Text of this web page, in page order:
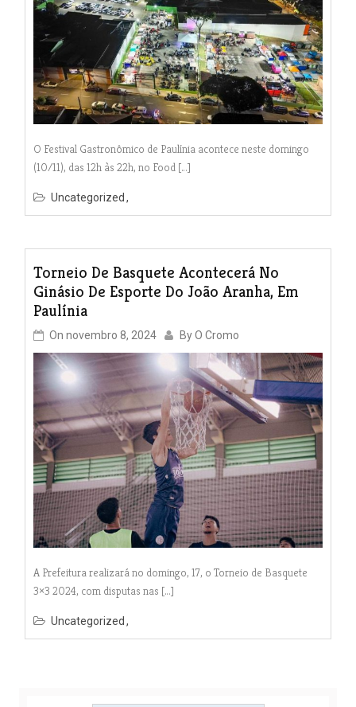
O Festival Gastronômico de Paulínia acontece neste domingo
(10/11), das 12h às 22h, no Food […]
Uncategorized
Torneio De Basquete Acontecerá No
Ginásio De Esporte Do João Aranha, Em
Paulínia
On novembro 8, 2024 ByO Cromo
A Prefeitura realizará no domingo, 17, o Torneio de Basquete
3×3 2024, com disputas nas […]
Uncategorized